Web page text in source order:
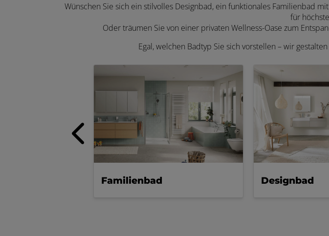
Wünschen Sie sich ein stilvolles Designbad, ein funktionales Familienbad
für
Oder träumen Sie von einer privaten Wellness-Oase zum
Egal, welchen Badtyp Sie sich vorstellen – wir
Familienbad Designbad